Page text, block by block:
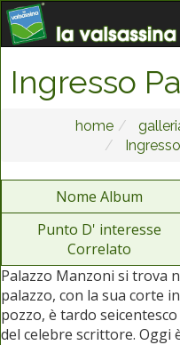
Ingresso
home
Nome Album
Punto D' interesse
Correlato
Palazzo Manzoni si trova
palazzo, con la sua corte
pozzo, è tardo
del celebre scrittore. Oggi